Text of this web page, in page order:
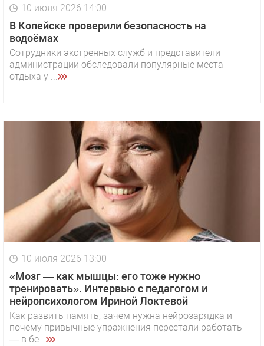
10 июля 2026 14:00
В Копейске проверили безопасность на
водоёмах
Сотрудники экстренных служб и представители
администрации обследовали популярные места
отдыха у ...
10 июля 2026 13:00
«Мозг — как мышцы: его тоже нужно
тренировать». Интервью с педагогом и
нейропсихологом Ириной Локтевой
Как развить память, зачем нужна нейрозарядка и
почему привычные упражнения перестали работать
— в бе...